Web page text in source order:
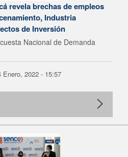
revela brechas de empleos
Industria
de Inversión
Nacional de Demanda
Enero, 2022 - 15:57